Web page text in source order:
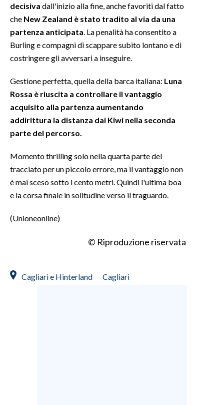
SARDI NEL MONDO
NOTIZIE
EVENTI
3 MINUTI CON
INSULARITÀ
ABBONATI
SPIAGGE
decisiva dall'inizio alla fine, anche favoriti dal fatto
che New Zealand è stato tradito al via da una
partenza anticipata . La penalità ha consentito a
Burling e compagni di scappare subito lontano e di
costringere gli avversari a inseguire.
Gestione perfetta, quella della barca italiana: Luna
Rossa è riuscita a controllare il vantaggio
acquisito alla partenza aumentando
addirittura la distanza dai Kiwi nella seconda
parte del percorso.
Momento thrilling solo nella quarta parte del
tracciato per un piccolo errore, ma il vantaggio non
è mai sceso sotto i cento metri. Quindi l'ultima boa
e la corsa finale in solitudine verso il traguardo.
(Unioneonline)
© Riproduzione riservata
Cagliari e Hinterland Cagliari